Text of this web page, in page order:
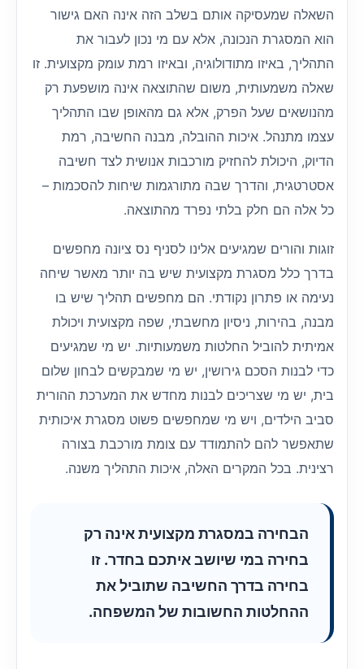
השאלה שמעסיקה אותם בשלב הזה אינה האם גישור
הוא המסגרת הנכונה, אלא עם מי נכון לעבור את
התהליך, באיזו מתודולוגיה, ובאיזו רמת עומק מקצועית. זו
שאלה משמעותית, משום שהתוצאה אינה מושפעת רק
מהנושאים שעל הפרק, אלא גם מהאופן שבו התהליך
עצמו מתנהל. איכות ההובלה, מבנה החשיבה, רמת
הדיוק, היכולת להחזיק מורכבות אנושית לצד חשיבה
אסטרטגית, והדרך שבה מתורגמות שיחות להסכמות –
כל אלה הם חלק בלתי נפרד מהתוצאה.
זוגות והורים שמגיעים אלינו לסניף נס ציונה מחפשים
בדרך כלל מסגרת מקצועית שיש בה יותר מאשר שיחה
נעימה או פתרון נקודתי. הם מחפשים תהליך שיש בו
מבנה, בהירות, ניסיון מחשבתי, שפה מקצועית ויכולת
אמיתית להוביל החלטות משמעותיות. יש מי שמגיעים
כדי לבנות הסכם גירושין, יש מי שמבקשים לבחון שלום
בית, יש מי שצריכים לבנות מחדש את המערכת ההורית
סביב הילדים, ויש מי שמחפשים פשוט מסגרת איכותית
שתאפשר להם להתמודד עם צומת מורכבת בצורה
רצינית. בכל המקרים האלה, איכות התהליך משנה.
הבחירה במסגרת מקצועית אינה רק
בחירה במי שיושב איתכם בחדר. זו
בחירה בדרך החשיבה שתוביל את
ההחלטות החשובות של המשפחה.